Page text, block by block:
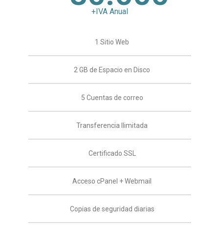
+IVA Anual
1 Sitio Web
2 GB de Espacio en Disco
5 Cuentas de correo
Transferencia Ilimitada
Certificado SSL
Acceso cPanel + Webmail
Copias de seguridad diarias